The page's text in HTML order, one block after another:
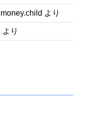
money.child より
より